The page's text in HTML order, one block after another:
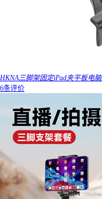
HKNA三脚架固定iPad夹平板电
6条评价